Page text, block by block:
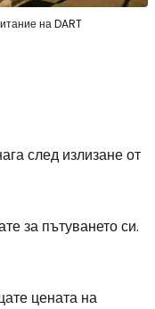
на DART
след излизане от
за пътуването си.
цената на